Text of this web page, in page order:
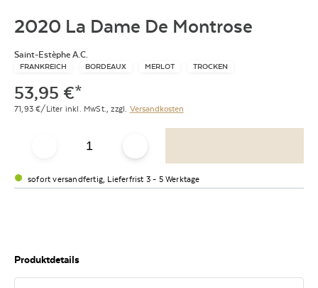
2020 La Dame De Montrose
Saint-Estèphe A.C.
FRANKREICH BORDEAUX MERLOT TROCKEN
53,95 €*
71,93 €/Liter inkl. MwSt., zzgl. Versandkosten
sofort versandfertig, Lieferfrist 3 - 5 Werktage
Produktdetails